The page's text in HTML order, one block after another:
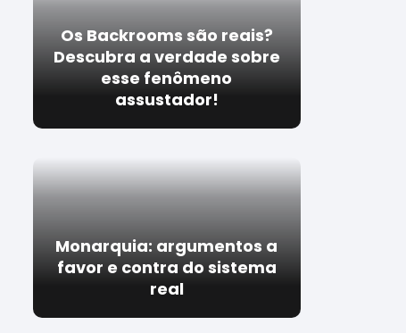
Os Backrooms são reais?
Descubra a verdade sobre
esse fenômeno
assustador!
Monarquia: argumentos a
favor e contra do sistema
real